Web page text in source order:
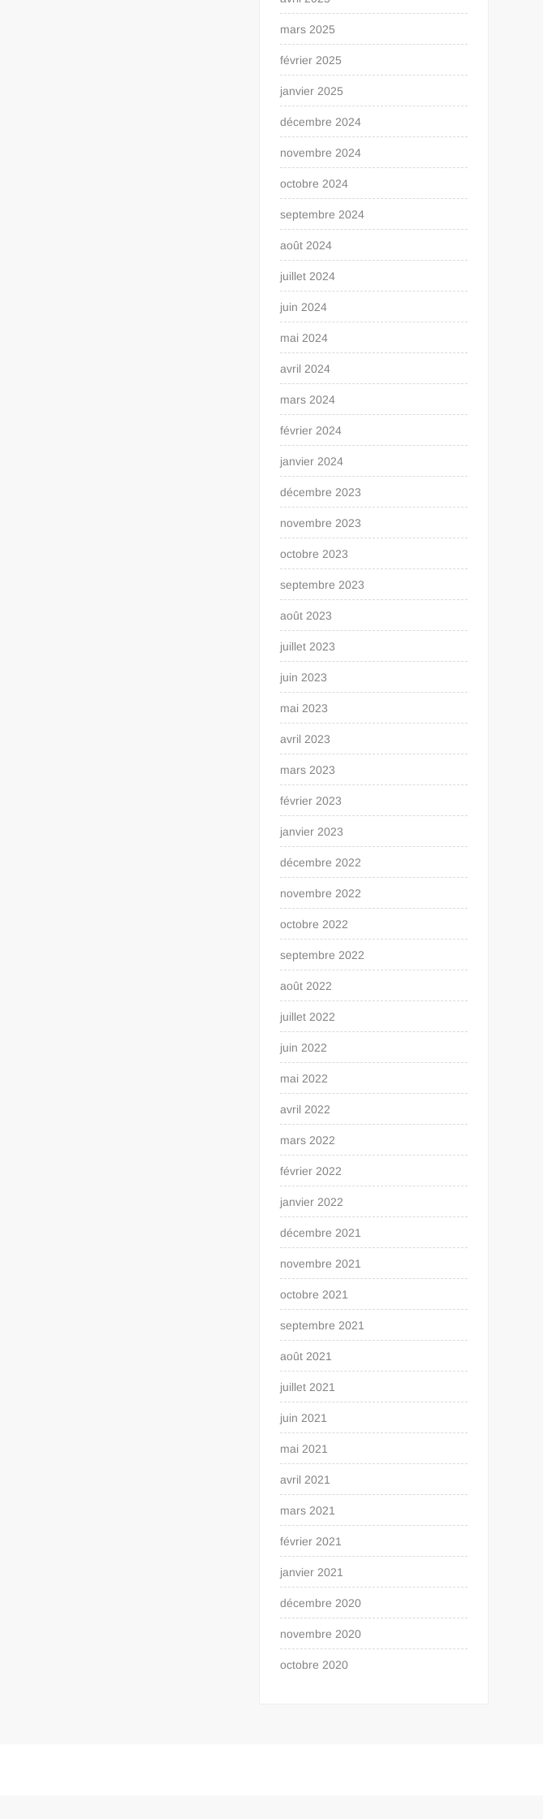
mars 2025
février 2025
janvier 2025
décembre 2024
novembre 2024
octobre 2024
septembre 2024
août 2024
juillet 2024
juin 2024
mai 2024
avril 2024
mars 2024
février 2024
janvier 2024
décembre 2023
novembre 2023
octobre 2023
septembre 2023
août 2023
juillet 2023
juin 2023
mai 2023
avril 2023
mars 2023
février 2023
janvier 2023
décembre 2022
novembre 2022
octobre 2022
septembre 2022
août 2022
juillet 2022
juin 2022
mai 2022
avril 2022
mars 2022
février 2022
janvier 2022
décembre 2021
novembre 2021
octobre 2021
septembre 2021
août 2021
juillet 2021
juin 2021
mai 2021
avril 2021
mars 2021
février 2021
janvier 2021
décembre 2020
novembre 2020
octobre 2020